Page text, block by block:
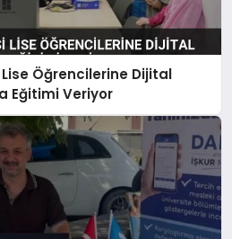
Öğrencilerine Dijital
Eğitimi Veriyor